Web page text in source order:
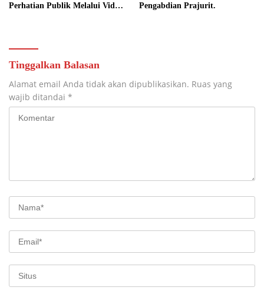
Perhatian Publik Melalui Video
Pengabdian Prajurit.
Tinggalkan Balasan
Alamat email Anda tidak akan dipublikasikan. Ruas yang
wajib ditandai *